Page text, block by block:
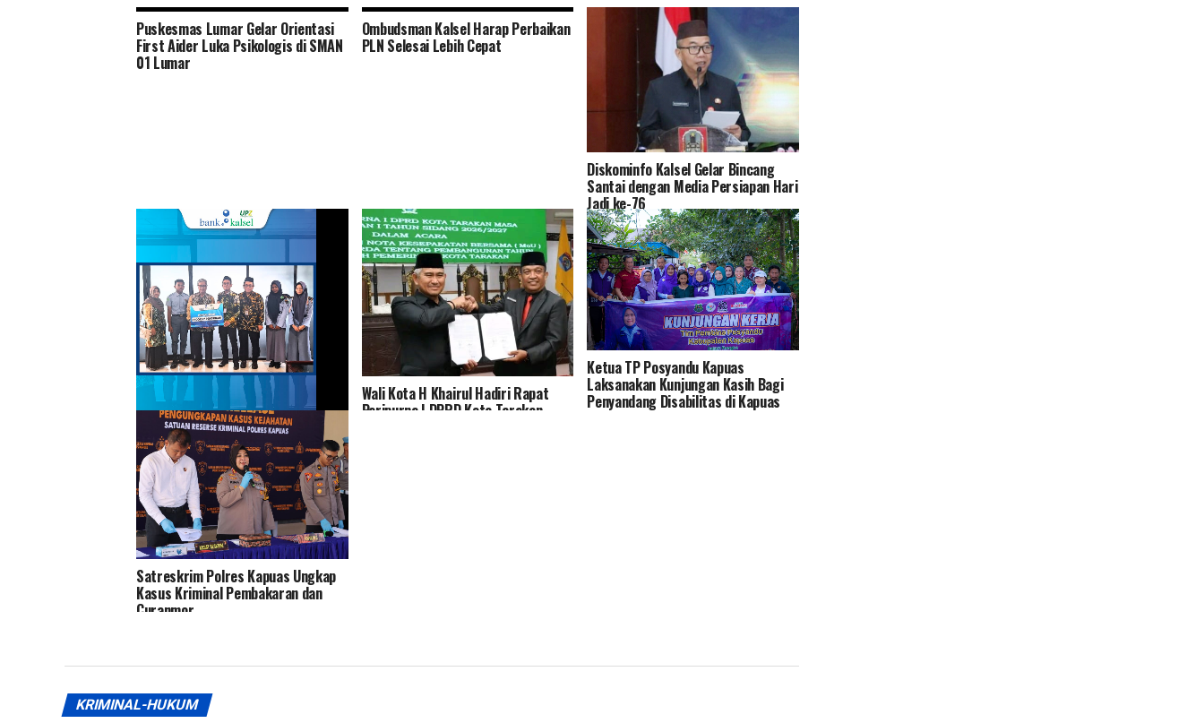
Puskesmas Lumar Gelar Orientasi
First Aider Luka Psikologis di SMAN
01 Lumar
Ombudsman Kalsel Harap Perbaikan
PLN Selesai Lebih Cepat
Diskominfo Kalsel Gelar Bincang
Santai dengan Media Persiapan Hari
Jadi ke-76
Bank Kalsel Salurkan Bantuan
Pendidikan kepada 54 Siswa(i) SMK
Maestro Islamic School
Banjarmasin
Wali Kota H Khairul Hadiri Rapat
Paripurna I DPRD Kota Tarakan
Ketua TP Posyandu Kapuas
Laksanakan Kunjungan Kasih Bagi
Penyandang Disabilitas di Kapuas
Satreskrim Polres Kapuas Ungkap
Kasus Kriminal Pembakaran dan
Curanmor
KRIMINAL-HUKUM